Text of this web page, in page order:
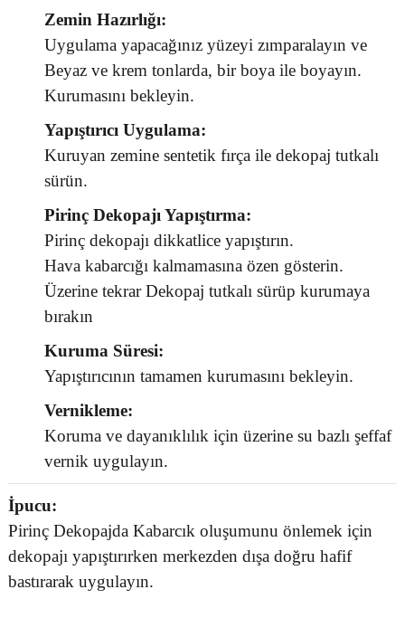
Zemin Hazırlığı:
Uygulama yapacağınız yüzeyi zımparalayın ve
Beyaz ve krem tonlarda, bir boya ile boyayın.
Kurumasını bekleyin.
Yapıştırıcı Uygulama:
Kuruyan zemine sentetik fırça ile dekopaj tutkalı
sürün.
Pirinç Dekopajı Yapıştırma:
Pirinç dekopajı dikkatlice yapıştırın.
Hava kabarcığı kalmamasına özen gösterin.
Üzerine tekrar Dekopaj tutkalı sürüp kurumaya
bırakın
Kuruma Süresi:
Yapıştırıcının tamamen kurumasını bekleyin.
Vernikleme:
Koruma ve dayanıklılık için üzerine su bazlı şeffaf
vernik uygulayın.
İpucu:
Pirinç Dekopajda Kabarcık oluşumunu önlemek için
dekopajı yapıştırırken merkezden dışa doğru hafif
bastırarak uygulayın.